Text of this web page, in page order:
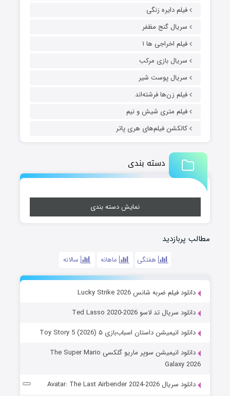
فیلم دایره زنگی
سریال گنج مظفر
فیلم اخراجی ها ۱
سریال بازی مرکب
سریال پوست شیر
فیلم زن‌ها فرشته‌اند
فیلم متری شیش و نیم
کالکشن فیلم‌های هری پاتر
دسته بندی
نمایش دسته بندی
مطالب پربازدید
هفتگی ماهانه سالانه
دانلود فیلم ضربه شانس Lucky Strike 2026
دانلود سریال تد لاسو Ted Lasso 2020-2026
دانلود انیمیشن داستان اسباب‌بازی ۵ Toy Story 5 (2026)
دانلود انیمیشن سوپر ماریو گلکسی The Super Mario
Galaxy 2026
دانلود سریال Avatar: The Last Airbender 2024-2026